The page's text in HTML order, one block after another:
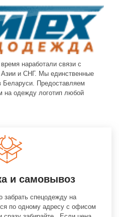
наработали связи с
и СНГ. Мы единственные
Беларуси. Предоставляем
на одежду логотип любой
и самовывоз
забрать спецодежду на
по одному адресу с офисом